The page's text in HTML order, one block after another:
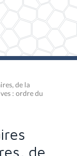
de la
: ordre du
de